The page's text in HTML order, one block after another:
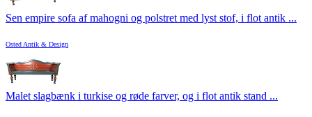
Sen empire sofa af mahogni og polstret med lyst stof, i flot antik ...
Osted Antik & Design
Malet slagbænk i turkise og røde farver, og i flot antik stand ...